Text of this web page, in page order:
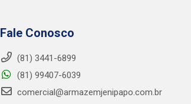
Fale Conosco
(81) 3441-6899
(81) 99407-6039
comercial@armazemjenipapo.com.br